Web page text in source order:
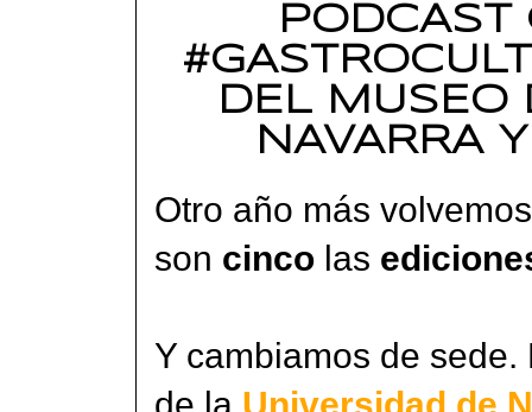
PODCAST
DEL MUSEO
NAVARRA
Otro año más
son cinco las
Y cambiamos de
de la Universidad de